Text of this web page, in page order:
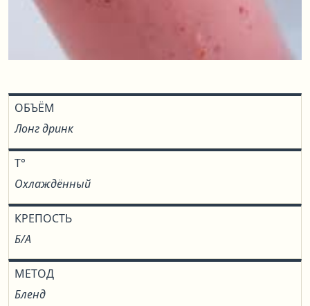
ОБЪЁМ
Лонг дринк
T°
Охлаждённый
КРЕПОСТЬ
Б/А
МЕТОД
Бленд